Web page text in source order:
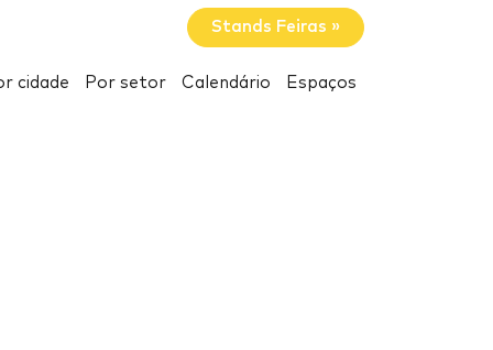
Stands Feiras »
cidade Por setor Calendário Espaços